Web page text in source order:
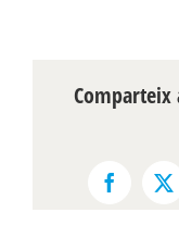
Facebook
X